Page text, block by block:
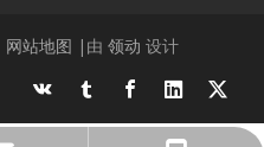
网站地图 |由 领动 设计